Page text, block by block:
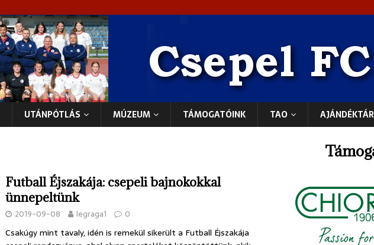
UTÁNPÓTLÁS MÚZEUM TÁMOGATÓINK TAO
Futball Éjszakája: csepeli bajnokokkal
ünnepeltünk
2019-09-08 legraga1 0
Csakúgy mint tavaly, idén is remekül sikerült a Futball Éjszakája